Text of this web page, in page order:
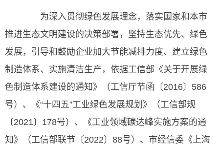
为深入贯彻绿色发展理念，落实国家和本市
推进生态文明建设的决策部署，坚持生态优先、绿色
发展，引导和鼓励企业加大节能减排力度、建立绿色
制造体系、实施清洁生产，依据工信部《关于开展绿
色制造体系建设的通知》（工信厅节函〔2016〕586
号）、《“十四五”工业绿色发展规划》（工信部规
〔2021〕178号）、《工业领域碳达峰实施方案的通
知》（工信部联节〔2022〕88号）、市经信委《上海